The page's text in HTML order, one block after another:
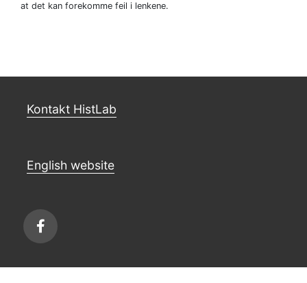
at det kan forekomme feil i lenkene.
Kontakt HistLab
English website